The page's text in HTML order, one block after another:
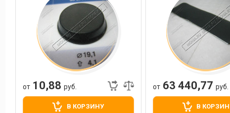
от 10,88 руб.
В КОРЗИНУ
от63 440,77 руб.
В